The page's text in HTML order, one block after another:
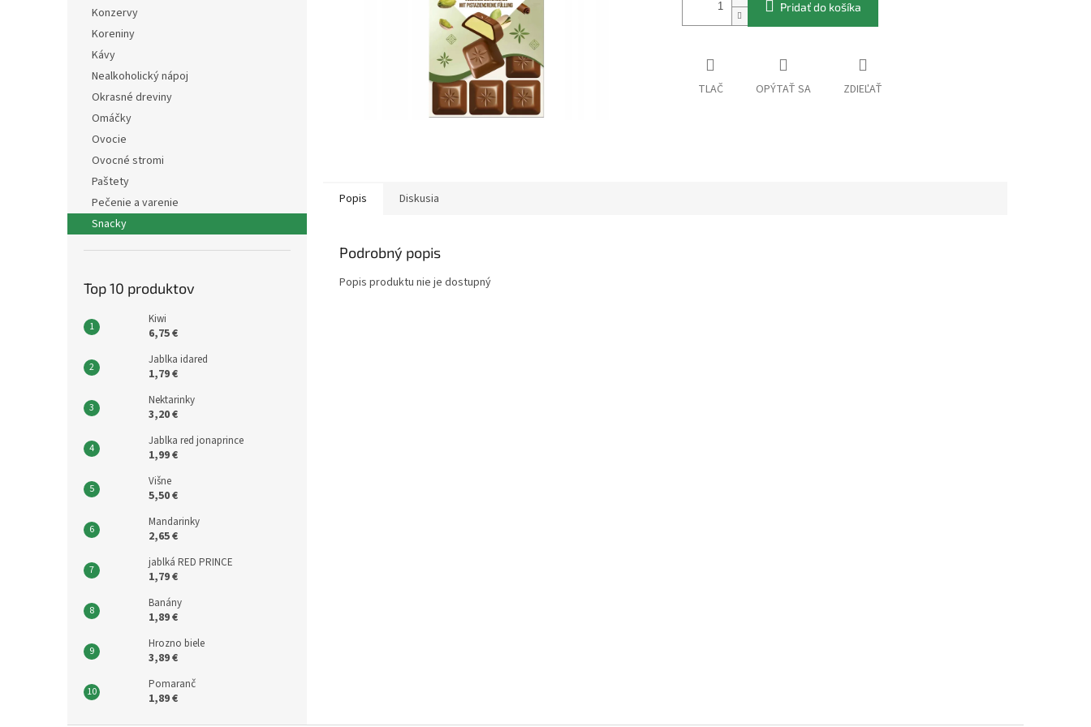
Konzervy
Koreniny
Kávy
Nealkoholický nápoj
Okrasné dreviny
Omáčky
Ovocie
Ovocné stromi
Paštety
Pečenie a varenie
Snacky
Top 10 produktov
Kiwi
6,75 €
Jablka idared
1,79 €
Nektarinky
3,20 €
Jablka red jonaprince
1,99 €
Višne
5,50 €
Mandarinky
2,65 €
jablká RED PRINCE
1,79 €
Banány
1,89 €
Hrozno biele
3,89 €
Pomaranč
1,89 €
Pridať do košíka
TLAČ OPÝTAŤ SA ZDIEĽAŤ
Popis Diskusia
Podrobný popis
Popis produktu nie je dostupný